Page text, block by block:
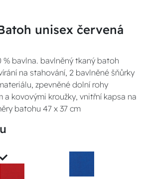
unisex červená
% bavlna. bavlněný tkaný batoh
na stahování, 2 bavlněné šňůrky
zpevněné dolní rohy
kovovými kroužky, vnitřní kapsa na
batohu 47 x 37 cm